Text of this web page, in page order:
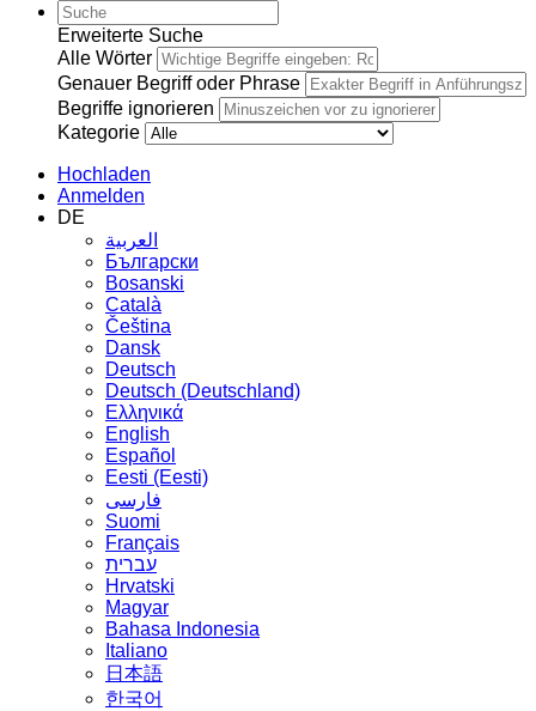
Erweiterte Suche
Alle Wörter
Genauer Begriff oder Phrase
Begriffe ignorieren
Kategorie
Hochladen
Anmelden
DE
العربية
Български
Bosanski
Сatalà
Čeština
Dansk
Deutsch
Deutsch (Deutschland)
Ελληνικά
English
Español
Eesti (Eesti)
فارسی
Suomi
Français
עברית
Hrvatski
Magyar
Bahasa Indonesia
Italiano
日本語
한국어